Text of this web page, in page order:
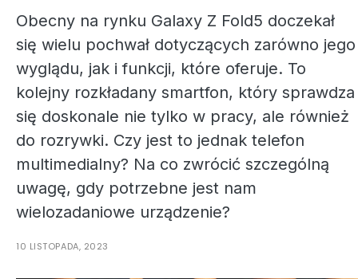
Obecny na rynku Galaxy Z Fold5 doczekał
się wielu pochwał dotyczących zarówno jego
wyglądu, jak i funkcji, które oferuje. To
kolejny rozkładany smartfon, który sprawdza
się doskonale nie tylko w pracy, ale również
do rozrywki. Czy jest to jednak telefon
multimedialny? Na co zwrócić szczególną
uwagę, gdy potrzebne jest nam
wielozadaniowe urządzenie?
10 LISTOPADA, 2023